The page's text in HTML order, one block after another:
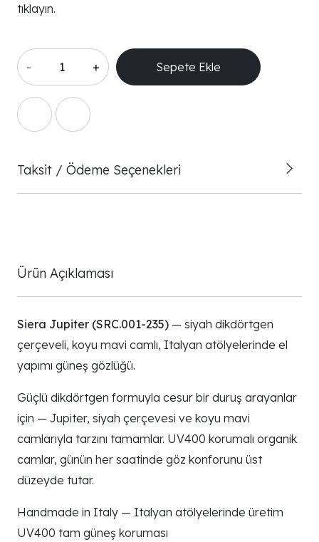
tıklayın.
- + Sepete Ekle
Taksit / Ödeme Seçenekleri
Ürün Açıklaması
Siera Jupiter (SRC.001-235) — siyah dikdörtgen
çerçeveli, koyu mavi camlı, Italyan atölyelerinde el
yapımı güneş gözlüğü.
Güçlü dikdörtgen formuyla cesur bir duruş arayanlar
için — Jupiter, siyah çerçevesi ve koyu mavi
camlarıyla tarzını tamamlar. UV400 korumalı organik
camlar, günün her saatinde göz konforunu üst
düzeyde tutar.
Handmade in Italy — Italyan atölyelerinde üretim
UV400 tam güneş koruması